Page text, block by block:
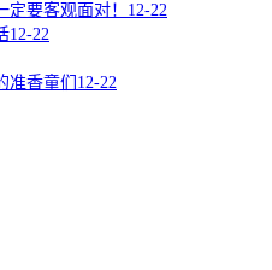
要客观面对！ 12-22
12-22
准香童们 12-22